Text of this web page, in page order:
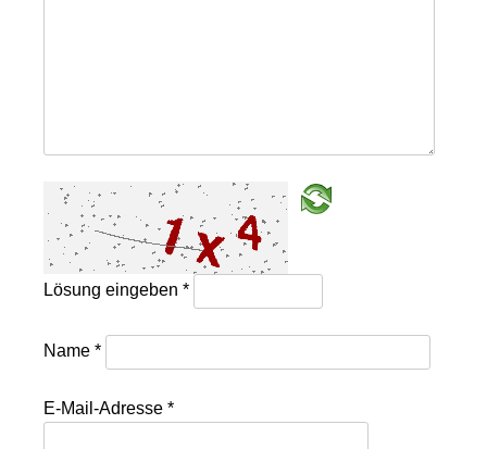
Lösung eingeben*
Name*
E-Mail-Adresse*